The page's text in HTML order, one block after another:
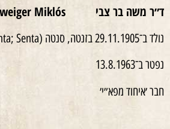
ד״ר משה בר צבי Sehweiger Miklós
נולד ב־29.11.1905 בזנטה, סנטה (Zenta; Senta)
נפטר ב־13.8.1963
חבר ׳איחוד מפא״י׳